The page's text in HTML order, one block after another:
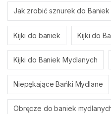
Jak zrobić sznurek do
Kijki do baniek Kijki do
Kijki do Baniek Mydlanych
Niepękające Bańki Mydlane
Obręcze do baniek